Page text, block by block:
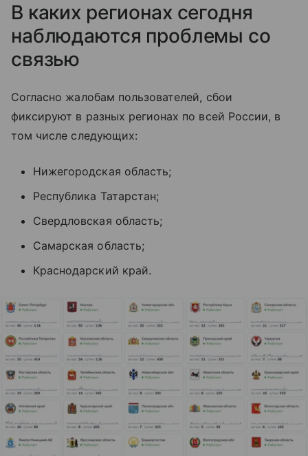
В каких регионах сегодня
наблюдаются проблемы со
связью
Согласно жалобам пользователей, сбои
фиксируют в разных регионах по всей России, в
том числе следующих:
Нижегородская область;
Республика Татарстан;
Свердловская область;
Самарская область;
Краснодарский край.